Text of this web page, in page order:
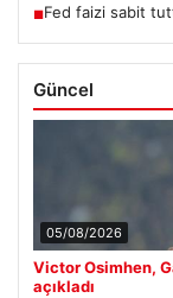
■Fed faizi sabit
Güncel
05/08/2026
Victor Osimhen,
açıkladı